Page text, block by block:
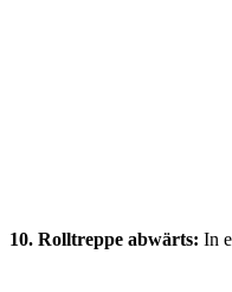
10. Rolltreppe abwärts: In